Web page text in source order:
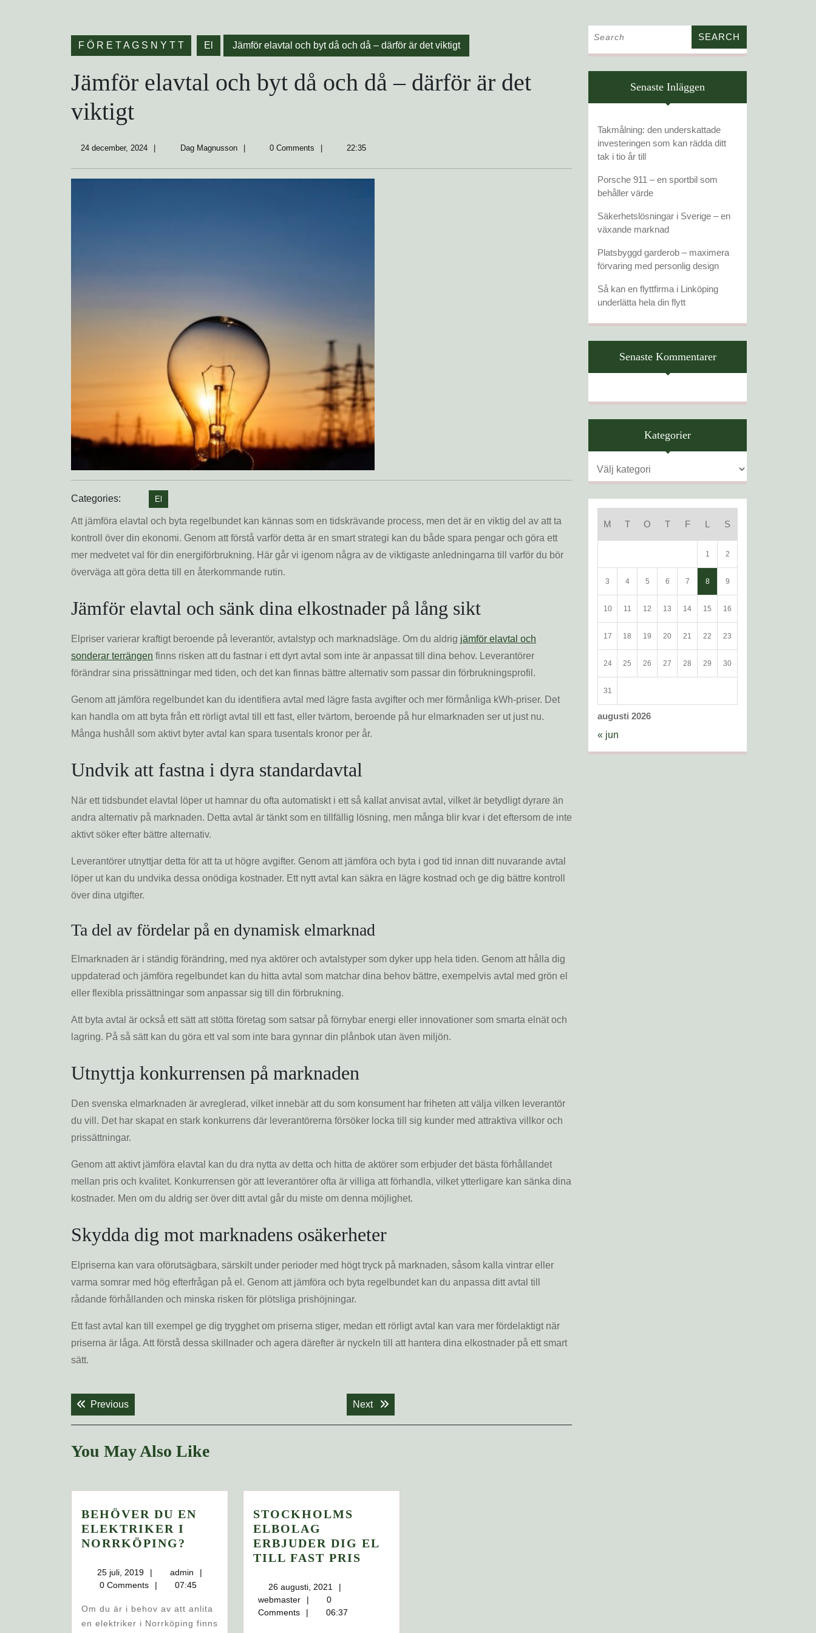
F Ö R E T A G S N Y T T El Jämför elavtal och byt då och då – därför är det viktigt
Jämför elavtal och byt då och då – därför är det
viktigt
24 december, 2024
2024
Dag Magnusson 0 Comments 22:35
Categories: El
Att jämföra elavtal och byta regelbundet kan kännas som en tidskrävande process, men det är en viktig del av att ta
kontroll över din ekonomi. Genom att förstå varför detta är en smart strategi kan du både spara pengar och göra ett
mer medvetet val för din energiförbrukning. Här går vi igenom några av de viktigaste anledningarna till varför du bör
överväga att göra detta till en återkommande rutin.
Jämför elavtal och sänk dina elkostnader på lång sikt
Elpriser varierar kraftigt beroende på leverantör, avtalstyp och marknadsläge. Om du aldrig jämför elavtal och
sonderar terrängen finns risken att du fastnar i ett dyrt avtal som inte är anpassat till dina behov. Leverantörer
förändrar sina prissättningar med tiden, och det kan finnas bättre alternativ som passar din förbrukningsprofil.
Genom att jämföra regelbundet kan du identifiera avtal med lägre fasta avgifter och mer förmånliga kWh-priser. Det
kan handla om att byta från ett rörligt avtal till ett fast, eller tvärtom, beroende på hur elmarknaden ser ut just nu.
Många hushåll som aktivt byter avtal kan spara tusentals kronor per år.
Undvik att fastna i dyra standardavtal
När ett tidsbundet elavtal löper ut hamnar du ofta automatiskt i ett så kallat anvisat avtal, vilket är betydligt dyrare än
andra alternativ på marknaden. Detta avtal är tänkt som en tillfällig lösning, men många blir kvar i det eftersom de inte
aktivt söker efter bättre alternativ.
Leverantörer utnyttjar detta för att ta ut högre avgifter. Genom att jämföra och byta i god tid innan ditt nuvarande avtal
löper ut kan du undvika dessa onödiga kostnader. Ett nytt avtal kan säkra en lägre kostnad och ge dig bättre kontroll
över dina utgifter.
Ta del av fördelar på en dynamisk elmarknad
Elmarknaden är i ständig förändring, med nya aktörer och avtalstyper som dyker upp hela tiden. Genom att hålla dig
uppdaterad och jämföra regelbundet kan du hitta avtal som matchar dina behov bättre, exempelvis avtal med grön el
eller flexibla prissättningar som anpassar sig till din förbrukning.
Att byta avtal är också ett sätt att stötta företag som satsar på förnybar energi eller innovationer som smarta elnät och
lagring. På så sätt kan du göra ett val som inte bara gynnar din plånbok utan även miljön.
Utnyttja konkurrensen på marknaden
Den svenska elmarknaden är avreglerad, vilket innebär att du som konsument har friheten att välja vilken leverantör
du vill. Det har skapat en stark konkurrens där leverantörerna försöker locka till sig kunder med attraktiva villkor och
prissättningar.
Genom att aktivt jämföra elavtal kan du dra nytta av detta och hitta de aktörer som erbjuder det bästa förhållandet
mellan pris och kvalitet. Konkurrensen gör att leverantörer ofta är villiga att förhandla, vilket ytterligare kan sänka dina
kostnader. Men om du aldrig ser över ditt avtal går du miste om denna möjlighet.
Skydda dig mot marknadens osäkerheter
Elpriserna kan vara oförutsägbara, särskilt under perioder med högt tryck på marknaden, såsom kalla vintrar eller
varma somrar med hög efterfrågan på el. Genom att jämföra och byta regelbundet kan du anpassa ditt avtal till
rådande förhållanden och minska risken för plötsliga prishöjningar.
Ett fast avtal kan till exempel ge dig trygghet om priserna stiger, medan ett rörligt avtal kan vara mer fördelaktigt när
priserna är låga. Att förstå dessa skillnader och agera därefter är nyckeln till att hantera dina elkostnader på ett smart
sätt.
Inläggsnavigering
PreviousPrevious post: Next Next post:
You May Also Like
BEHÖVER DU EN
ELEKTRIKER I
NORRKÖPING? BEHÖVER
EN
ELEKTRIKER
NORRKÖPING?
25 juli, 2019
juli,
admin
0 Comments
07:45
Om du är i behov av att anlita
en elektriker i Norrköping finns
STOCKHOLMS
ELBOLAG
ERBJUDER DIG EL
TILL FAST PRIS
TILL
26 augusti, 2021
2021
webmaster webmaster
0
Comments
06:37
Search
Senaste Inläggen
Takmålning: den underskattade
investeringen som kan rädda ditt
tak i tio år till
Porsche 911 – en sportbil som
behåller värde
Säkerhetslösningar i Sverige – en
växande marknad
Platsbyggd garderob – maximera
förvaring med personlig design
Så kan en flyttfirma i Linköping
underlätta hela din flytt
Senaste Kommentarer
Kategorier
Kategorier
augusti 2026
M T O T F L S
1 2
3 4 5 6 7 8 9
10 11 12 13 14 15 16
17 18 19 20 21 22 23
24 25 26 27 28 29 30
31
« jun